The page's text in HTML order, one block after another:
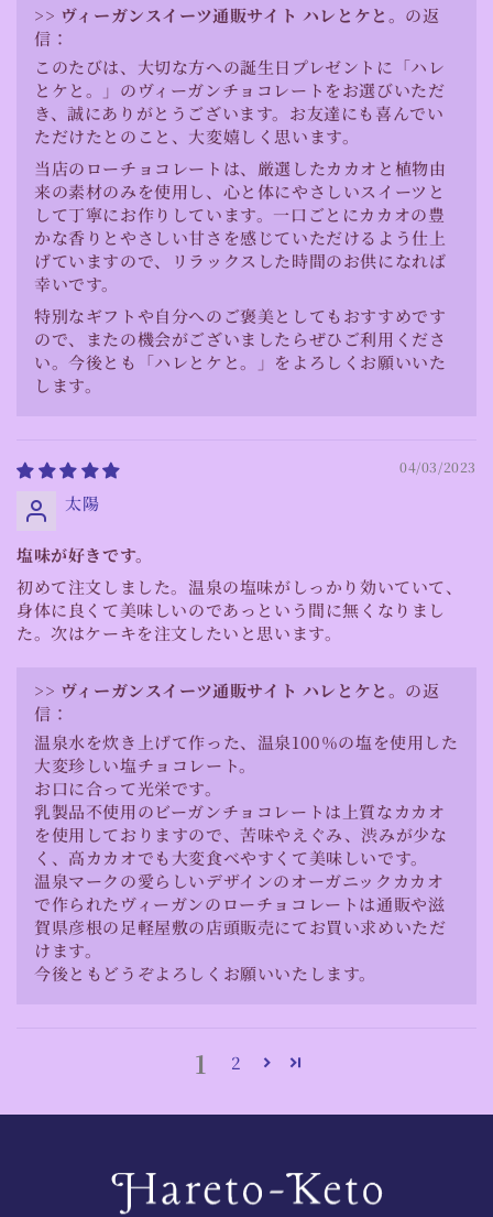
>> ヴィーガンスイーツ通販サイト ハレとケと。 の返
信：
このたびは、大切な方への誕生日プレゼントに「ハレ
とケと。」のヴィーガンチョコレートをお選びいただ
き、誠にありがとうございます。お友達にも喜んでい
ただけたとのこと、大変嬉しく思います。
当店のローチョコレートは、厳選したカカオと植物由
来の素材のみを使用し、心と体にやさしいスイーツと
して丁寧にお作りしています。一口ごとにカカオの豊
かな香りとやさしい甘さを感じていただけるよう仕上
げていますので、リラックスした時間のお供になれば
幸いです。
特別なギフトや自分へのご褒美としてもおすすめです
ので、またの機会がございましたらぜひご利用くださ
い。今後とも「ハレとケと。」をよろしくお願いいた
します。
04/03/2023
太陽
塩味が好きです。
初めて注文しました。温泉の塩味がしっかり効いていて、
身体に良くて美味しいのであっという間に無くなりまし
た。次はケーキを注文したいと思います。
>> ヴィーガンスイーツ通販サイト ハレとケと。 の返
信：
温泉水を炊き上げて作った、温泉100％の塩を使用した
大変珍しい塩チョコレート。
お口に合って光栄です。
乳製品不使用のビーガンチョコレートは上質なカカオ
を使用しておりますので、苦味やえぐみ、渋みが少な
く、高カカオでも大変食べやすくて美味しいです。
温泉マークの愛らしいデザインのオーガニックカカオ
で作られたヴィーガンのローチョコレートは通販や滋
賀県彦根の足軽屋敷の店頭販売にてお買い求めいただ
けます。
今後ともどうぞよろしくお願いいたします。
1 2